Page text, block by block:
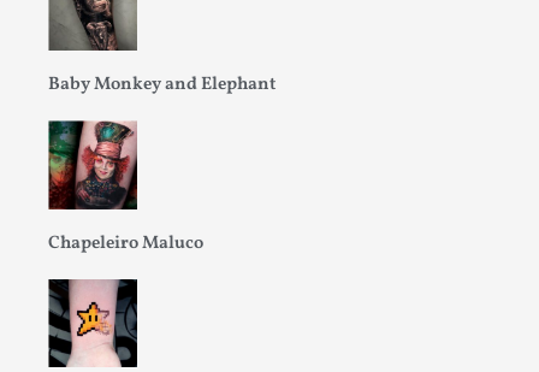
Baby Monkey and Elephant
Chapeleiro Maluco